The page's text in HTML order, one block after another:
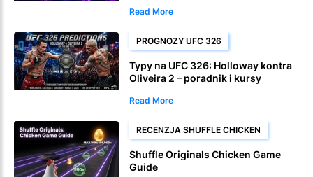
Read More
PROGNOZY UFC 326
Typy na UFC 326: Holloway kontra
Oliveira 2 – poradnik i kursy
Read More
RECENZJA SHUFFLE CHICKEN
Shuffle Originals Chicken Game
Guide